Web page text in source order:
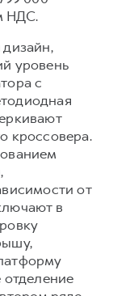
НДС.
дизайн,
уровень
с
кроссовера.
от
в
отделение